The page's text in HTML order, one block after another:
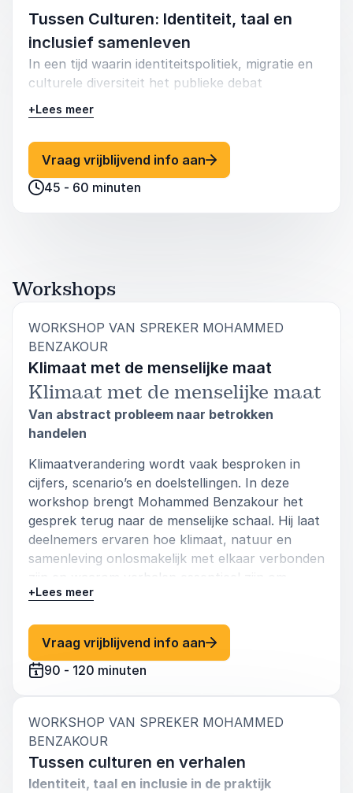
en bedrijfscultuur op verrassende wijze samen in
een verhaal dat inzet op collectieve intelligentie
Tussen Culturen: Identiteit, taal en
inclusief samenleven
In een tijd waarin identiteitspolitiek, migratie en
culturele diversiteit het publieke debat
domineren, biedt Mohammed Benzakour een
genuanceerde en verbindende visie. Vanuit zijn
ervaring als socioloog, schrijver en kind van
twee culturen belicht hij hoe taal, literatuur en
cultuurperceptie cruciaal zijn voor inclusie,
onderwijs en beleid.
naar verdieping en praktische handvatten voor
cultuursensitief en inclusief handelen.
+Lees meer
Vraag vrijblijvend info aan: Mohammed
45 - 60 minuten
Workshops
WORKSHOP VAN SPREKER MOHAMMED
BENZAKOUR
Klimaat met de menselijke maat
Klimaat met de menselijke maat
Van abstract probleem naar betrokken
handelen
Klimaatverandering wordt vaak besproken in
cijfers, scenario’s en doelstellingen. In deze
workshop brengt Mohammed Benzakour het
gesprek terug naar de menselijke schaal. Hij laat
deelnemers ervaren hoe klimaat, natuur en
samenleving onlosmakelijk met elkaar verbonden
zijn en waarom verhalen essentieel zijn om
beweging te creëren.
Aan de hand van persoonlijke observaties,
literaire fragmenten en sociologische inzichten
onderzoekt hij hoe mensen betekenis geven aan
klimaatvraagstukken. Deelnemers ontdekken
volstaan en hoe verbeelding, taal en cultuur
nodig zijn om duurzame keuzes te laten landen.
Inhoud van de workshop
+Lees meer
Vraag vrijblijvend info aan: Mohammed
90 - 120 minuten
WORKSHOP VAN SPREKER MOHAMMED
BENZAKOUR
Tussen culturen en verhalen
Identiteit, taal en inclusie in de praktijk